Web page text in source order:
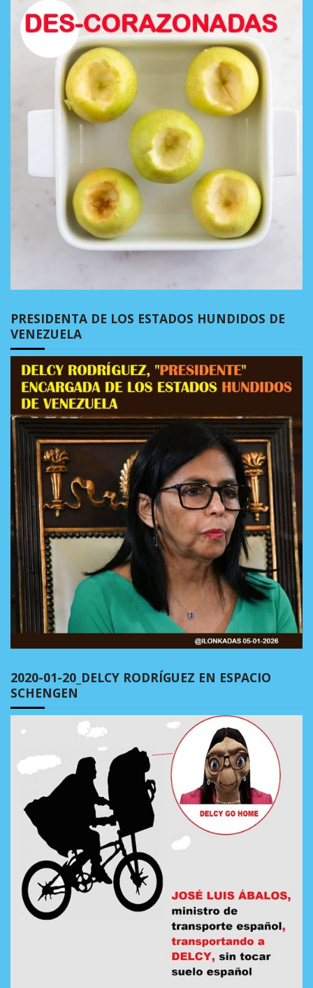
PRESIDENTA DE LOS ESTADOS HUNDIDOS DE
VENEZUELA
2020-01-20_DELCY RODRÍGUEZ EN ESPACIO
SCHENGEN